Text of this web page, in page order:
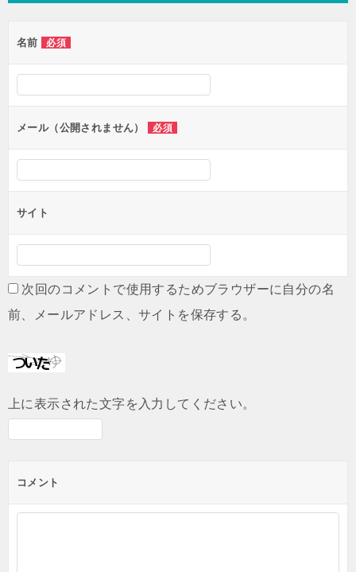
ー
シ
ョ
ン
名前 必須
メール（公開されません） 必須
サイト
次回のコメントで使用するためブラウザーに自分の名
前、メールアドレス、サイトを保存する。
上に表示された文字を入力してください。
コメント